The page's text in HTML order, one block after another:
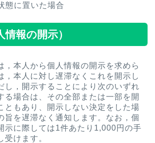
態に置いた場合
報の開示）
，本人から個人情報の開示を求めら
，本人に対し遅滞なくこれを開示し
し，開示することにより次のいずれ
る場合は、その全部または一部を開
ともあり、開示しない決定をした場
旨を遅滞なく通知します。なお，個
示に際しては1件あたり1,000円の手
受けます。